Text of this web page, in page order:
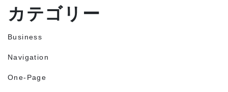
カテゴリー
Business
Navigation
One-Page